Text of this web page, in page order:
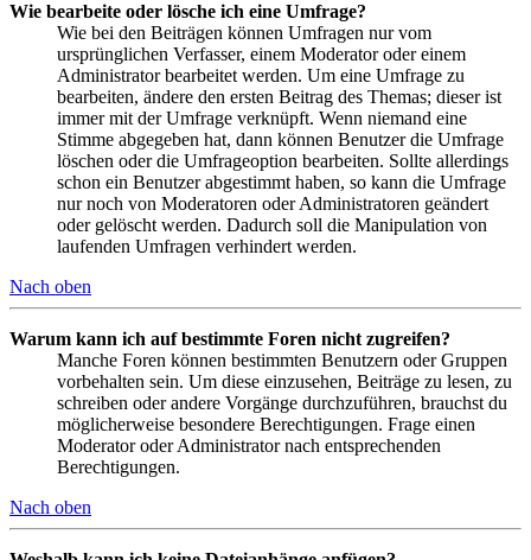
Wie bearbeite oder lösche ich eine Umfrage?
Wie bei den Beiträgen können Umfragen nur vom
ursprünglichen Verfasser, einem Moderator oder einem
Administrator bearbeitet werden. Um eine Umfrage zu
bearbeiten, ändere den ersten Beitrag des Themas; dieser ist
immer mit der Umfrage verknüpft. Wenn niemand eine
Stimme abgegeben hat, dann können Benutzer die Umfrage
löschen oder die Umfrageoption bearbeiten. Sollte allerdings
schon ein Benutzer abgestimmt haben, so kann die Umfrage
nur noch von Moderatoren oder Administratoren geändert
oder gelöscht werden. Dadurch soll die Manipulation von
laufenden Umfragen verhindert werden.
Nach oben
Warum kann ich auf bestimmte Foren nicht zugreifen?
Manche Foren können bestimmten Benutzern oder Gruppen
vorbehalten sein. Um diese einzusehen, Beiträge zu lesen, zu
schreiben oder andere Vorgänge durchzuführen, brauchst du
möglicherweise besondere Berechtigungen. Frage einen
Moderator oder Administrator nach entsprechenden
Berechtigungen.
Nach oben